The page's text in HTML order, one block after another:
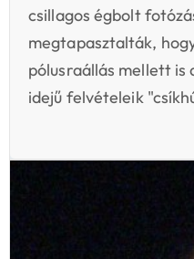
csillagos égbolt
megtapasztalták,
pólusraállás mellett is
idejű felvételeik